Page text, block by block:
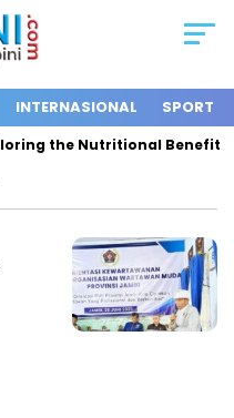
INTERNASIONAL SPORT
the Nutritional Benefits